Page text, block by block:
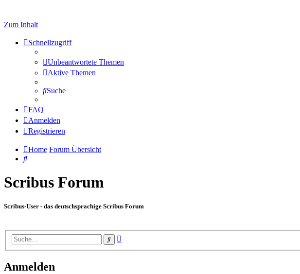
Zum Inhalt
Schnellzugriff
Unbeantwortete Themen
Aktive Themen
Suche
FAQ
Anmelden
Registrieren
Home Forum Übersicht
Suche
Scribus Forum
Scribus-User - das deutschsprachige Scribus Forum
Suche
Anmelden